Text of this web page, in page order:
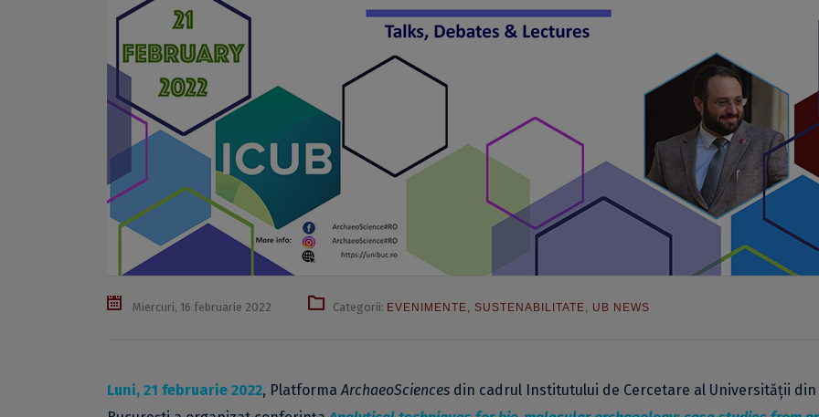
Miercuri, 16 februarie 2022 Categorii: EVENIMENTE, SUSTENABILITATE, UB NEWS
Luni, 21 februarie 2022, PlatformaArchaeoSciences din cadrul Institutului de Cercetare al Universității din